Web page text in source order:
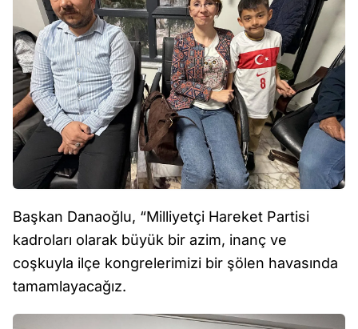
Başkan Danaoğlu, “Milliyetçi Hareket Partisi
kadroları olarak büyük bir azim, inanç ve
coşkuyla ilçe kongrelerimizi bir şölen havasında
tamamlayacağız.